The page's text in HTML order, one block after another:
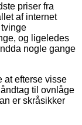
priser fra
af internet
og ligeledes
nogle gange
at efterse visse
til ovnlåge
er skråsikker